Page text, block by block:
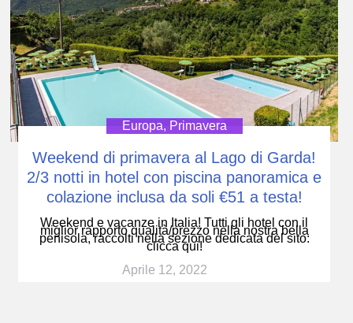
Europa, Primavera
Weekend di primavera al Lago di Garda!
2/3 notti in hotel con piscina panoramica e
colazione inclusa da soli €51 a testa!
Weekend e vacanze in Italia! Tutti gli hotel con il
miglior rapporto qualità/prezzo nella nostra bella
penisola, raccolti nella sezione dedicata del sito:
clicca qui!
Aprile 12, 2022